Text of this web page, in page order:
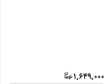
1,649,000